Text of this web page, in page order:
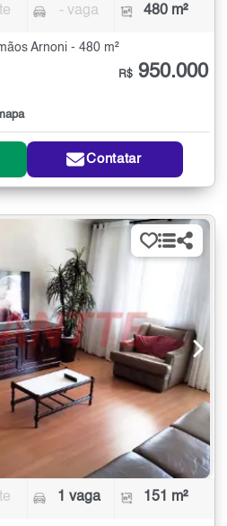
- vaga 480 m²
Arnoni - 480 m²
R$ 950.000
Contatar
1 vaga 151 m²